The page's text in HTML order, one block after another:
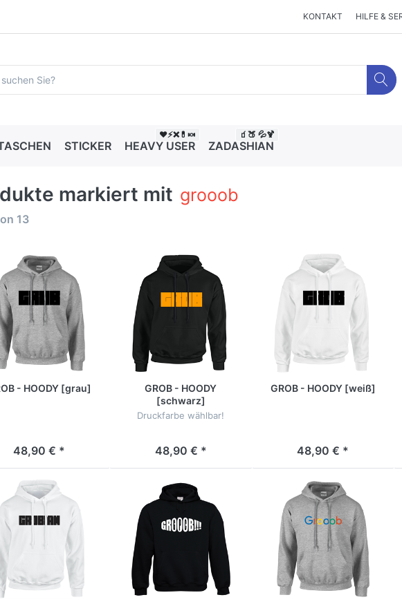
KONTAKT HILFE &
STICKER HEAVY USER
❤️⚡❌💊🍬
ZADASHIAN
🧃🍑 💦🍹
markiert mit grooob
13
- HOODY [grau]
48,90 € *
GROB - HOODY
[schwarz]
Druckfarbe wählbar!
48,90 € *
GROB - HOODY [weiß]
48,90 € *